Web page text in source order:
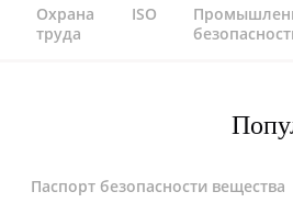
Охрана
труда
ISO
Паспорт безопасности вещества